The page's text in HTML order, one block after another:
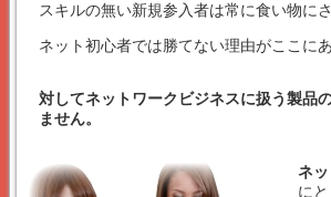
スキルの無い新規参入者は常に食い物に
ネット初心者では勝てない理由がここにあ
対してネットワークビジネスに扱う製品
ません。
ネ
に